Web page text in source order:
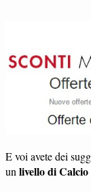
E voi avete dei
un livello di Calcio